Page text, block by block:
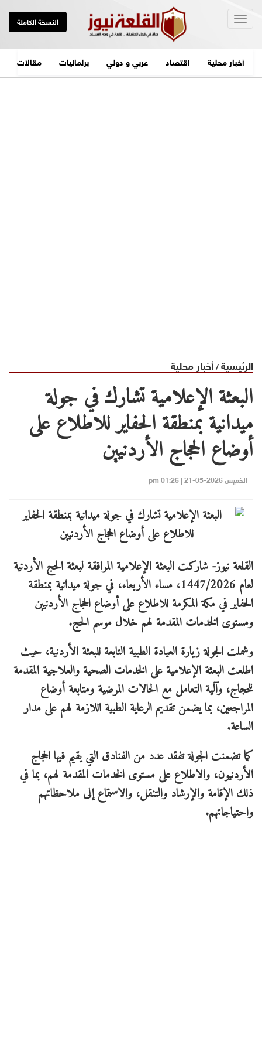
النسخة الكاملة
أخبار محلية اقتصاد عربي و دولي برلمانيات مقالات
الرئيسية/أخبار محلية
البعثة الإعلامية تشارك في جولة
ميدانية بمنطقة الحفاير للاطلاع على
أوضاع الحجاج الأردنيين
الخميس 2026-05-21 | 01:26 pm
القلعة نيوز- شاركت البعثة الإعلامية المرافقة لبعثة الحج الأردنية
لعام 1447/2026، مساء الأربعاء، في جولة ميدانية بمنطقة
الحفاير في مكة المكرمة للاطلاع على أوضاع الحجاج الأردنيين
ومستوى الخدمات المقدمة لهم خلال موسم الحج.
وشملت الجولة زيارة العيادة الطبية التابعة للبعثة الأردنية، حيث
اطلعت البعثة الإعلامية على الخدمات الصحية والعلاجية المقدمة
للحجاج، وآلية التعامل مع الحالات المرضية ومتابعة أوضاع
المراجعين، بما يضمن تقديم الرعاية الطبية اللازمة لهم على مدار
الساعة.
كما تضمنت الجولة تفقد عدد من الفنادق التي يقيم فيها الحجاج
الأردنيون، والاطلاع على مستوى الخدمات المقدمة لهم، بما في
ذلك الإقامة والإرشاد والتنقل، والاستماع إلى ملاحظاتهم
واحتياجاتهم.